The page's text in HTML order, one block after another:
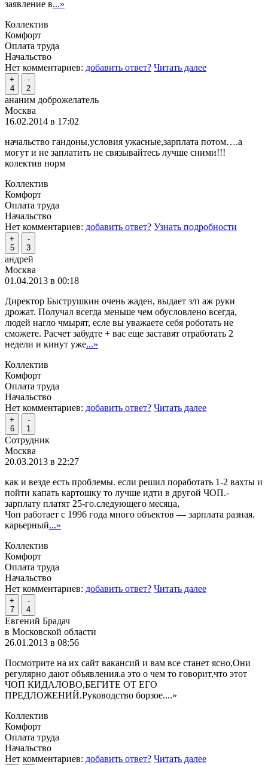
заявление в...»
Коллектив
Комфорт
Оплата труда
Начальство
Нет комментариев: добавить ответ? Читать далее
+
4
-
2
ананим доброжелатель
Москва
16.02.2014 в 17:02
начальство гандоны,условия ужасные,зарплата потом….а
могут и не заплатить не связывайтесь лучше сними!!!
колектив норм
Коллектив
Комфорт
Оплата труда
Начальство
Нет комментариев: добавить ответ? Узнать подробности
+
5
-
3
андрей
Москва
01.04.2013 в 00:18
Директор Быструшкин очень жаден, выдает з/п аж руки
дрожат. Получал всегда меньше чем обусловлено всегда,
людей нагло чмырят, есле вы уважаете себя роботать не
сможете. Расчет забудте + вас еще заставят отработать 2
недели и кинут уже...»
Коллектив
Комфорт
Оплата труда
Начальство
Нет комментариев: добавить ответ? Читать далее
+
6
-
1
Сотрудник
Москва
20.03.2013 в 22:27
как и везде есть проблемы. если решил поработать 1-2 вахты и
пойти капать картошку то лучше идти в другой ЧОП.-
зарплату платят 25-го.следующего месяца,
Чоп работает с 1996 года много объектов — зарплата разная.
карьерный...»
Коллектив
Комфорт
Оплата труда
Начальство
Нет комментариев: добавить ответ? Читать далее
+
7
-
4
Евгений Брадач
в Московской области
26.01.2013 в 08:56
Посмотрите на их сайт вакансий и вам все станет ясно,Они
регулярно дают объявления.а это о чем то говорит,что этот
ЧОП КИДАЛОВО,БЕГИТЕ ОТ ЕГО
ПРЕДЛОЖЕНИЙ.Руководство борзое....»
Коллектив
Комфорт
Оплата труда
Начальство
Нет комментариев: добавить ответ? Читать далее